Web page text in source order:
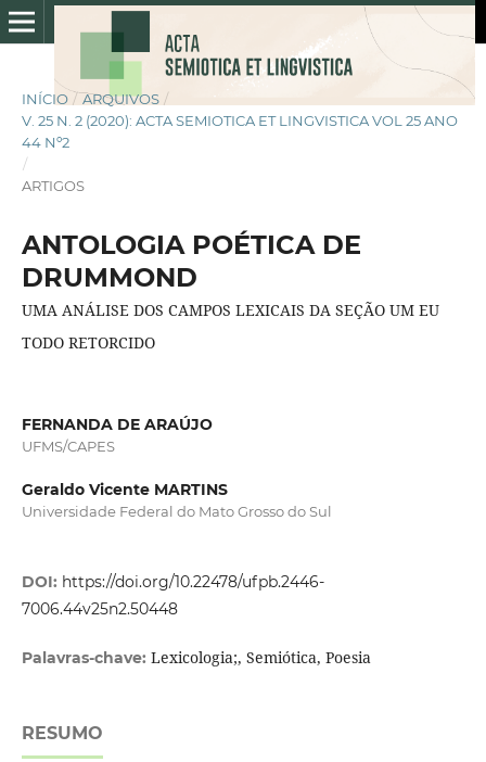
INÍCIO / ARQUIVOS /
V. 25 N. 2 (2020): ACTA SEMIOTICA ET LINGVISTICA VOL 25 ANO
44 Nº2
/
ARTIGOS
ANTOLOGIA POÉTICA DE
DRUMMOND
UMA ANÁLISE DOS CAMPOS LEXICAIS DA SEÇÃO UM EU
TODO RETORCIDO
FERNANDA DE ARAÚJO
UFMS/CAPES
Geraldo Vicente MARTINS
Universidade Federal do Mato Grosso do Sul
DOI: https://doi.org/10.22478/ufpb.2446-
7006.44v25n2.50448
Palavras-chave: Lexicologia;, Semiótica, Poesia
RESUMO